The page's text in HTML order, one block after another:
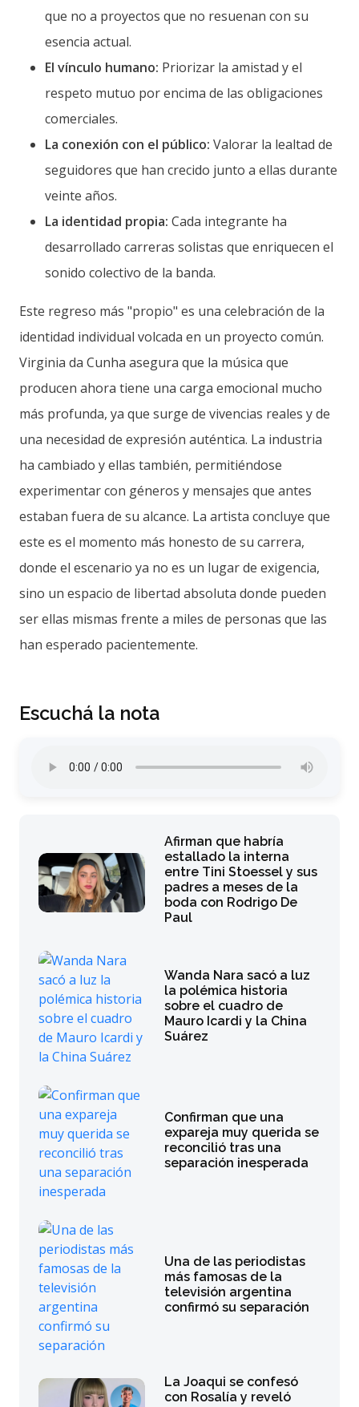
que no a proyectos que no resuenan con su
esencia actual.
El vínculo humano: Priorizar la amistad y el
respeto mutuo por encima de las obligaciones
comerciales.
La conexión con el público: Valorar la lealtad de
seguidores que han crecido junto a ellas durante
veinte años.
La identidad propia: Cada integrante ha
desarrollado carreras solistas que enriquecen el
sonido colectivo de la banda.
Este regreso más "propio" es una celebración de la
identidad individual volcada en un proyecto común.
Virginia da Cunha asegura que la música que
producen ahora tiene una carga emocional mucho
más profunda, ya que surge de vivencias reales y de
una necesidad de expresión auténtica. La industria
ha cambiado y ellas también, permitiéndose
experimentar con géneros y mensajes que antes
estaban fuera de su alcance. La artista concluye que
este es el momento más honesto de su carrera,
donde el escenario ya no es un lugar de exigencia,
sino un espacio de libertad absoluta donde pueden
ser ellas mismas frente a miles de personas que las
han esperado pacientemente.
Escuchá la nota
Afirman que habría
estallado la interna
entre Tini Stoessel y sus
padres a meses de la
boda con Rodrigo De
Paul
Wanda Nara sacó a luz
la polémica historia
sobre el cuadro de
Mauro Icardi y la China
Suárez
Confirman que una
expareja muy querida se
reconcilió tras una
separación inesperada
Una de las periodistas
más famosas de la
televisión argentina
confirmó su separación
La Joaqui se confesó
con Rosalía y reveló